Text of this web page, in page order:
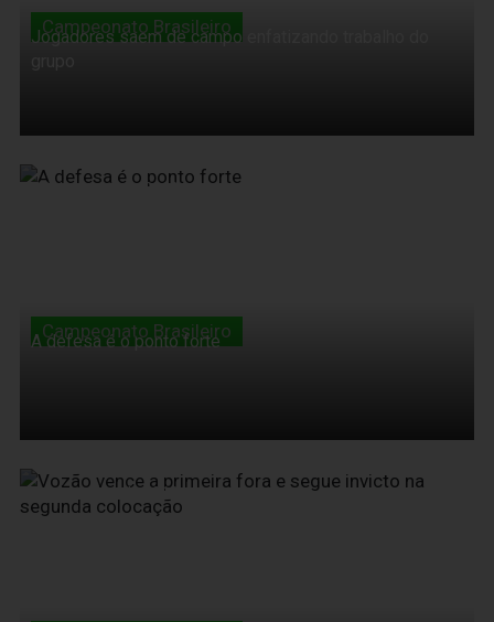
Campeonato Brasileiro
Jogadores saem de campo enfatizando trabalho do
06 de Junho de 2010
Campeonato Brasileiro
A defesa é o ponto forte
06 de Junho de 2010